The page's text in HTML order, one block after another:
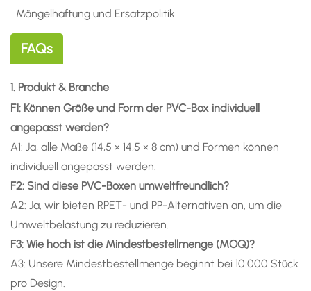
Mängelhaftung und Ersatzpolitik
FAQs
1. Produkt & Branche
F1: Können Größe und Form der PVC-Box individuell
angepasst werden?
A1: Ja, alle Maße (14,5 × 14,5 × 8 cm) und Formen können
individuell angepasst werden.
F2: Sind diese PVC-Boxen umweltfreundlich?
A2: Ja, wir bieten RPET- und PP-Alternativen an, um die
Umweltbelastung zu reduzieren.
F3: Wie hoch ist die Mindestbestellmenge (MOQ)?
A3: Unsere Mindestbestellmenge beginnt bei 10.000 Stück
pro Design.